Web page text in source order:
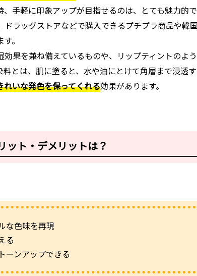
手軽に印象アップが目指せるのは、とても魅力的で
ドラッグストアなどで購入できるプチプラ商品や韓
。
効果を兼ね備えているものや、リップティントのよ
とは、肌に塗ると、水や油にとけて角層まで浸透
れいな発色を保ってくれる効果があります。
ット・デメリットは？
な色味を再現
る
ーンアップできる